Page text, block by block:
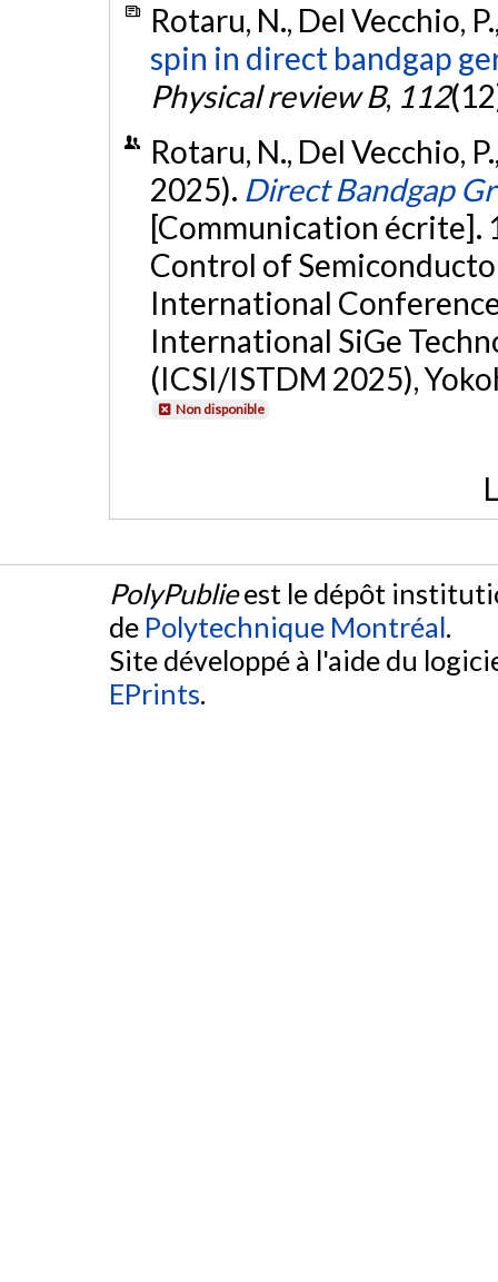
Rotaru, N., Del Vecchio,
spin in direct bandgap
Physical review B, 112
Rotaru, N., Del Vecchio,
2025). Direct Bandgap
[Communication écrite].
Control of
International
International SiGe
(ICSI/ISTDM 2025),
Non disponible
PolyPublieest le dépôt
de Polytechnique Montréal.
Site développé à l'aide du
EPrints.